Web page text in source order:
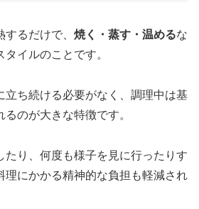
るだけで、 焼く・蒸す・温めるな
イルのことです。
立ち続ける必要がなく、調理中は基
のが大きな特徴です。
たり、何度も様子を見に行ったりす
理にかかる精神的な負担も軽減され